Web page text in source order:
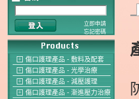
立即申請
忘記密碼
＋ 傷口護理產品 - 敷料及配套
＋ 傷口護理產品 - 光學治療
＋ 傷口護理產品 - 減壓護理
＋ 傷口護理產品 - 漸進壓力治療